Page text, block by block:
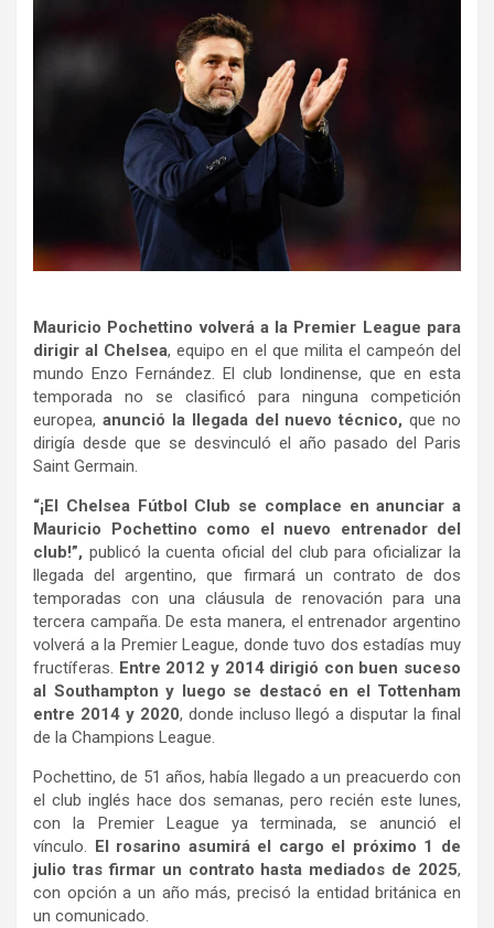
Mauricio Pochettino volverá a la Premier League para
dirigir al Chelsea, equipo en el que milita el campeón del
mundo Enzo Fernández. El club londinense, que en esta
temporada no se clasificó para ninguna competición
europea, anunció la llegada del nuevo técnico, que no
dirigía desde que se desvinculó el año pasado del Paris
Saint Germain.
“¡El Chelsea Fútbol Club se complace en anunciar a
Mauricio Pochettino como el nuevo entrenador del
club!”, publicó la cuenta oficial del club para oficializar la
llegada del argentino, que firmará un contrato de dos
temporadas con una cláusula de renovación para una
tercera campaña. De esta manera, el entrenador argentino
volverá a la Premier League, donde tuvo dos estadías muy
fructíferas. Entre 2012 y 2014 dirigió con buen suceso
al Southampton y luego se destacó en el Tottenham
entre 2014 y 2020, donde incluso llegó a disputar la final
de la Champions League.
Pochettino, de 51 años, había llegado a un preacuerdo con
el club inglés hace dos semanas, pero recién este lunes,
con la Premier League ya terminada, se anunció el
vínculo. El rosarino asumirá el cargo el próximo 1 de
julio tras firmar un contrato hasta mediados de 2025,
con opción a un año más, precisó la entidad británica en
un comunicado.